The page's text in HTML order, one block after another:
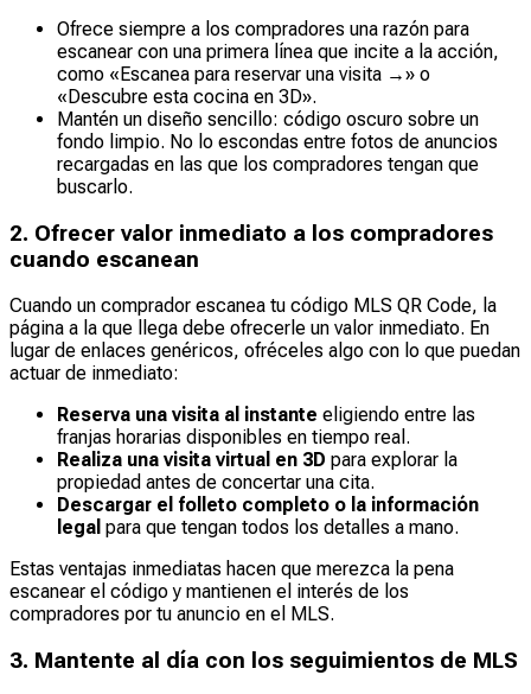
Ofrece siempre a los compradores una razón para
escanear con una primera línea que incite a la acción,
como «Escanea para reservar una visita →» o
«Descubre esta cocina en 3D».
Mantén un diseño sencillo: código oscuro sobre un
fondo limpio. No lo escondas entre fotos de anuncios
recargadas en las que los compradores tengan que
buscarlo.
2. Ofrecer valor inmediato a los compradores
cuando escanean
Cuando un comprador escanea tu código MLS QR Code, la
página a la que llega debe ofrecerle un valor inmediato. En
lugar de enlaces genéricos, ofréceles algo con lo que puedan
actuar de inmediato:
Reserva una visita al instante eligiendo entre las
franjas horarias disponibles en tiempo real.
Realiza una visita virtual en 3D para explorar la
propiedad antes de concertar una cita.
Descargar el folleto completo o la información
legal para que tengan todos los detalles a mano.
Estas ventajas inmediatas hacen que merezca la pena
escanear el código y mantienen el interés de los
compradores por tu anuncio en el MLS.
3. Mantente al día con los seguimientos de MLS